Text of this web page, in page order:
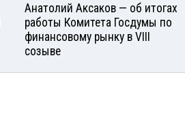
Анатолий Аксаков — об итогах
работы Комитета Госдумы по
финансовому рынку в VIII
созыве